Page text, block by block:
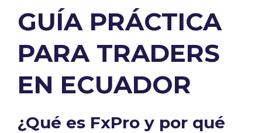
GUÍA PRÁCTICA
PARA TRADERS
EN ECUADOR
¿Qué es FxPro y por qué